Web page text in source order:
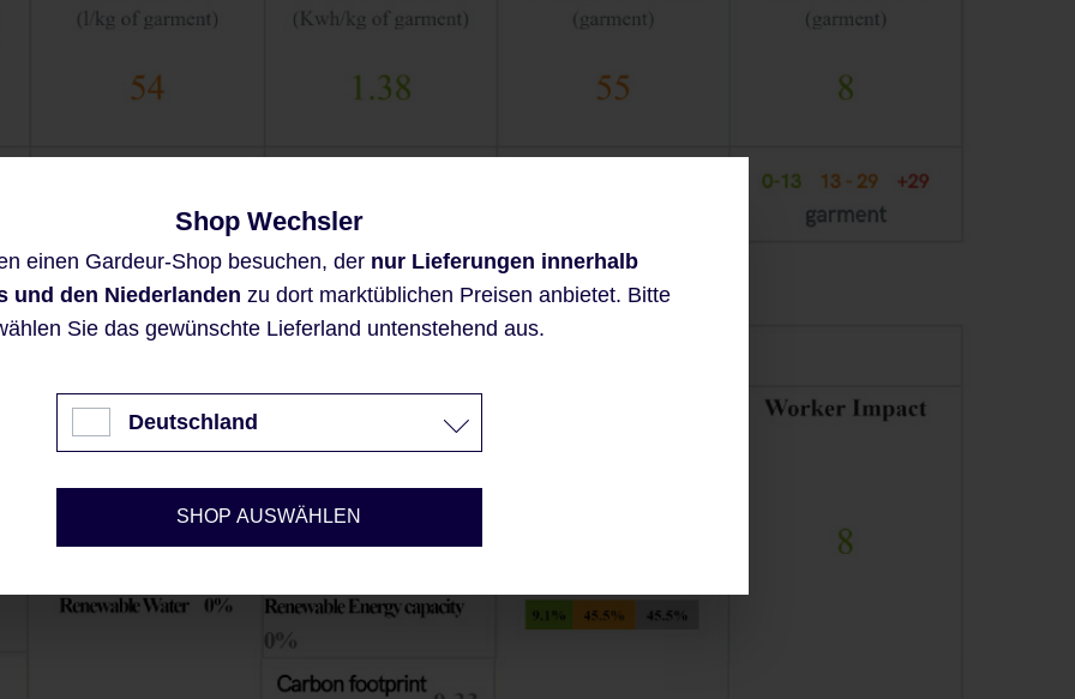
Shop Wechsler
einen Gardeur-Shop besuchen, der nur Lieferungen innerhalb
und den Niederlanden zu dort marktüblichen Preisen anbietet. Bitte
Sie das gewünschte Lieferland untenstehend aus.
Deutschland
SHOP AUSWÄHLEN
Diese Website verwendet Cookies,
um eine bestmögliche Erfahrung
bieten zu können.
Konfigurieren